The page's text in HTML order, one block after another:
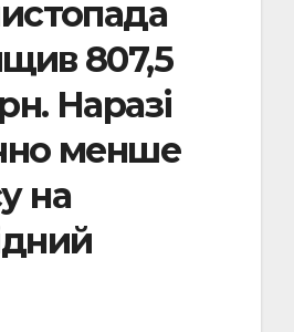
807,5
Наразі
менше
на